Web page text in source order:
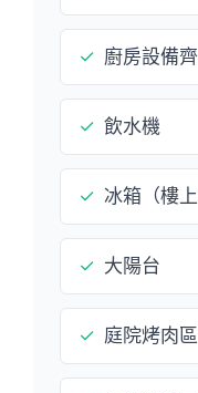
✓ 廚房設備
✓ 飲水機
✓ 冰箱（樓
✓ 大陽台
✓ 庭院烤肉區